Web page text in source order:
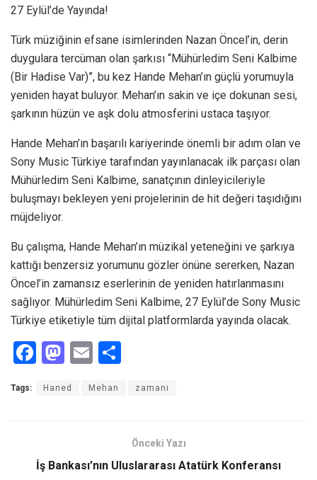
27 Eylül’de Yayında!
Türk müziğinin efsane isimlerinden Nazan Öncel’in, derin
duygulara tercüman olan şarkısı “Mühürledim Seni Kalbime
(Bir Hadise Var)”, bu kez Hande Mehan’ın güçlü yorumuyla
yeniden hayat buluyor. Mehan’ın sakin ve içe dokunan sesi,
şarkının hüzün ve aşk dolu atmosferini ustaca taşıyor.
Hande Mehan’ın başarılı kariyerinde önemli bir adım olan ve
Sony Music Türkiye tarafından yayınlanacak ilk parçası olan
Mühürledim Seni Kalbime, sanatçının dinleyicileriyle
buluşmayı bekleyen yeni projelerinin de hit değeri taşıdığını
müjdeliyor.
Bu çalışma, Hande Mehan’ın müzikal yeteneğini ve şarkıya
kattığı benzersiz yorumunu gözler önüne sererken, Nazan
Öncel’in zamansız eserlerinin de yeniden hatırlanmasını
sağlıyor. Mühürledim Seni Kalbime, 27 Eylül’de Sony Music
Türkiye etiketiyle tüm dijital platformlarda yayında olacak.
F
ce
o
M
st
o
E
ail
ar
Tags: Haned Mehan zamanı
Önceki Yazı
İş Bankası’nın Uluslararası Atatürk Konferansı